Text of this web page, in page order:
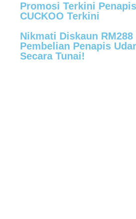
Promosi Terkini
CUCKOO Terkini
Nikmati Diskaun RM288
Pembelian Penapis
Secara Tunai!